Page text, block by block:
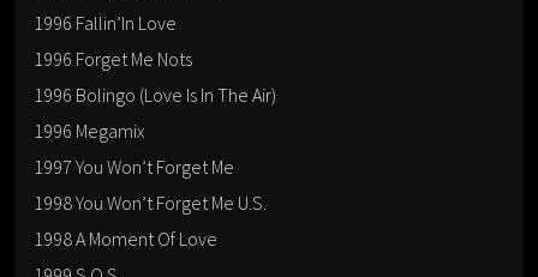
1996 Fallin’In Love
1996 Forget Me Nots
1996 Bolingo (Love Is In The Air)
1996 Megamix
1997 You Won’t Forget Me
1998 You Won’t Forget Me U.S.
1998 A Moment Of Love